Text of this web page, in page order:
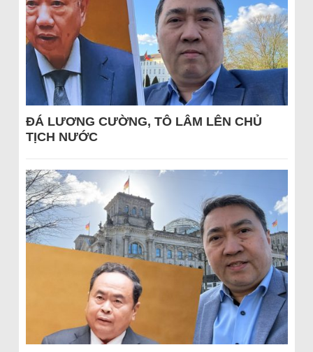
ĐÁ LƯƠNG CƯỜNG, TÔ LÂM LÊN CHỦ
TỊCH NƯỚC